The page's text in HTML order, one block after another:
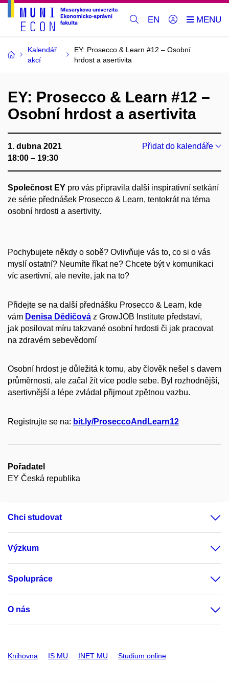
EN
Kalendář
akcí
EY: Prosecco & Learn #12 – Osobní
hrdost a asertivita
EY: Prosecco & Learn #12 –
Osobní hrdost a asertivita
1. dubna 2021
18:00 – 19:30
Přidat do kalendáře
Společnost EY pro vás připravila další inspirativní setkání
ze série přednášek Prosecco & Learn, tentokrát na téma
osobní hrdosti a asertivity.
Pochybujete někdy o sobě? Ovlivňuje vás to, co si o vás
myslí ostatní? Neumíte říkat ne? Chcete být v komunikaci
víc asertivní, ale nevíte, jak na to?
Přidejte se na další přednášku Prosecco & Learn, kde
vám Denisa Dědičová z GrowJOB Institute představí,
jak posilovat míru takzvané osobní hrdosti či jak pracovat
na zdravém sebevědomí
Osobní hrdost je důležitá k tomu, aby člověk nešel s davem
průměrnosti, ale začal žít více podle sebe. Byl rozhodnější,
asertivnější a lépe zvládal přijmout zpětnou vazbu.
Registrujte se na: bit.ly/ProseccoAndLearn12
Pořadatel
EY Česká republika
Chci studovat
Výzkum
Spolupráce
O nás
Knihovna IS MU INET MU Studium online